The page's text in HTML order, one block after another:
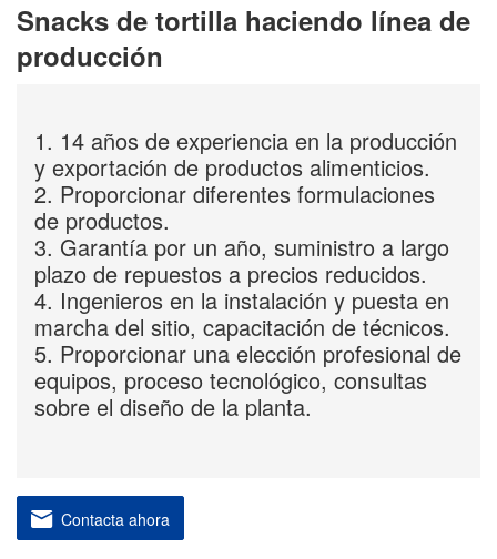
Snacks de tortilla haciendo línea de
producción
1. 14 años de experiencia en la producción
y exportación de productos alimenticios.
2. Proporcionar diferentes formulaciones
de productos.
3. Garantía por un año, suministro a largo
plazo de repuestos a precios reducidos.
4. Ingenieros en la instalación y puesta en
marcha del sitio, capacitación de técnicos.
5. Proporcionar una elección profesional de
equipos, proceso tecnológico, consultas
sobre el diseño de la planta.
Contacta ahora